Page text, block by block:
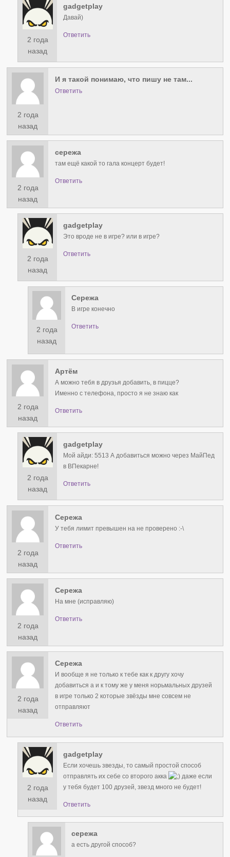
2 года
назад
gadgetplay
Давай)
Ответить
2 года
назад
И я такой понимаю, что пишу не там...
Ответить
2 года
назад
сережа
там ещё какой то гала концерт будет!
Ответить
2 года
назад
gadgetplay
Это вроде не в игре? или в игре?
Ответить
2 года
назад
Сережа
В игре конечно
Ответить
2 года
назад
Артём
А можно тебя в друзья добавить, в пицце?
Именно с телефона, просто я не знаю как
Ответить
2 года
назад
gadgetplay
Мой айди: 5513 А добавиться можно через МайПед
в ВПекарне!
Ответить
2 года
назад
Сережа
У тебя лимит превышен на не проверено :⁠-⁠\
Ответить
2 года
назад
Сережа
На мне (исправляю)
Ответить
2 года
назад
Сережа
И вообще я не только к тебе как к другу хочу
добавиться а и к тому же у меня норьмальных друзей
в игре только 2 которые звёзды мне совсем не
отправляют
Ответить
2 года
назад
gadgetplay
Если хочешь звезды, то самый простой способ
отправлять их себе со второго акка
даже если
у тебя будет 100 друзей, звезд много не будет!
Ответить
сережа
а есть другой способ?